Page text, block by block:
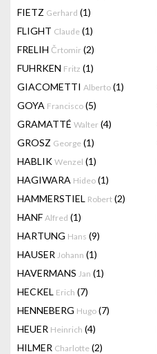
FIETZ Gerhard (1)
FLIGHT Claude (1)
FRELIH Črtomir (2)
FUHRKEN Fritz (1)
GIACOMETTI Alberto (1)
GOYA Francisco (5)
GRAMATTÉ Walter (4)
GROSZ George (1)
HABLIK Wenzel (1)
HAGIWARA Hideo (1)
HAMMERSTIEL Robert (2)
HANF Alfred (1)
HARTUNG Hans (9)
HAUSER Johann (1)
HAVERMANS Jan (1)
HECKEL Erich (7)
HENNEBERG Hugo (7)
HEUER Heinrich (4)
HILMER Charlotte (2)